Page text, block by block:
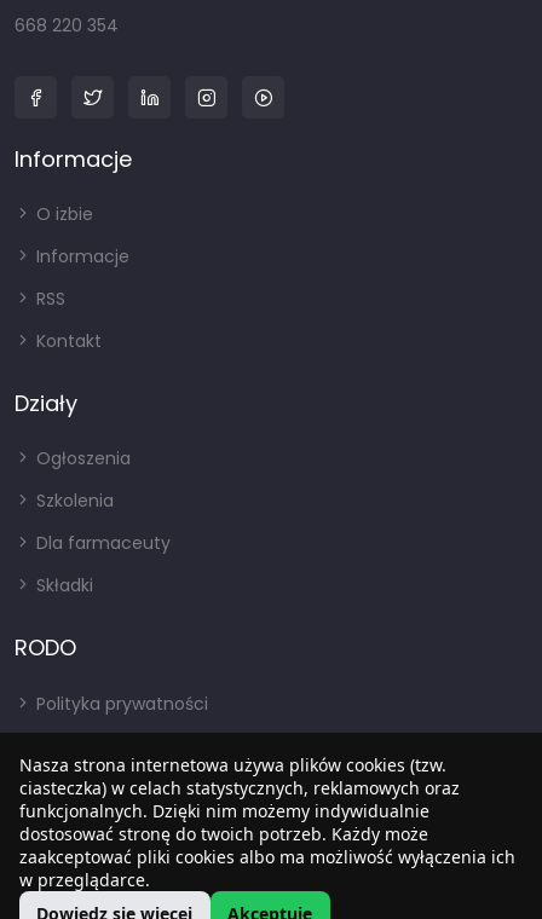
668 220 354
Informacje
O izbie
Informacje
RSS
Kontakt
Działy
Ogłoszenia
Szkolenia
Dla farmaceuty
Składki
RODO
Polityka prywatności
RODO
BIP
Nasza strona internetowa używa plików cookies (tzw.
ciasteczka) w celach statystycznych, reklamowych oraz
funkcjonalnych. Dzięki nim możemy indywidualnie
dostosować stronę do twoich potrzeb. Każdy może
zaakceptować pliki cookies albo ma możliwość wyłączenia ich
w przeglądarce.
Dowiedz się więcej
Akceptuję